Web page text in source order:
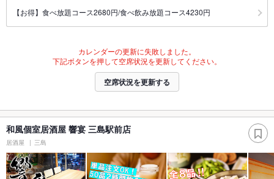
【お得】食べ放題コース2680円/食べ飲み放題コース4230円
カレンダーの更新に失敗しました。
下記ボタンを押して空席状況を更新してください。
空席状況を更新する
和風個室居酒屋 響宴 三島駅前店
居酒屋 三島